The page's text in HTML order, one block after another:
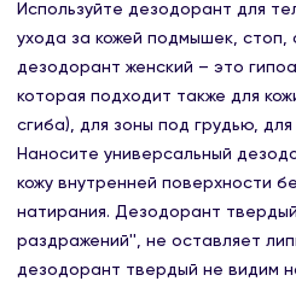
Используйте дезодорант для
ухода за кожей подмышек, стоп,
дезодорант женский – это
которая подходит также для
сгиба), для зоны под грудью,
Наносите универсальный
кожу внутренней поверхности
натирания. Дезодорант
раздражений'', не оставляет
дезодорант твердый не видим